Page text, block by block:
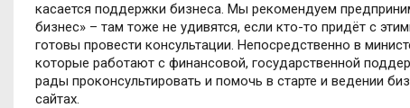
касается поддержки бизнеса. Мы рекомендуем
бизнес» – там тоже не удивятся, если кто-то придёт с
готовы провести консультации. Непосредственно в
которые работают с финансовой, государственной
рады проконсультировать и помочь в старте и ведении
сайтах.